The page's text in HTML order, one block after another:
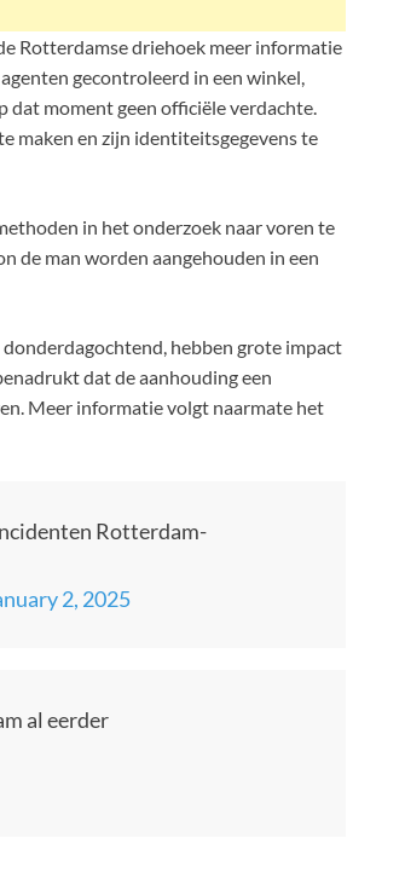
Rotterdamse driehoek meer informatie
gecontroleerd in een winkel,
dat moment geen officiële verdachte.
maken en zijn identiteitsgegevens te
in het onderzoek naar voren te
de man worden aangehouden in een
hebben grote impact
dat de aanhouding een
Meer informatie volgt naarmate het
Rotterdam-
2, 2025
al eerder